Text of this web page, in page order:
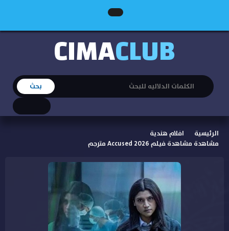
CIMACLUB
الرئيسية
افلام هندية
مشاهدة مشاهدة فيلم Accused 2026 مترجم